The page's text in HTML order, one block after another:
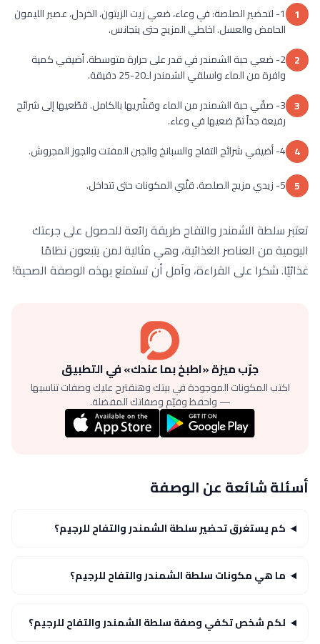
1
1- لتحضير الصلصة: في وعاء، ضعي زيت الزيتون، الخردل، عصير الليمون
الحامض والعسل. اخلطي المزيج حتى يتجانس.
2
2- ضعي حبة الشمندر في قدر على حرارة متوسطة. أضيفي كمية
وافرة من الماء واسلقي الشمندر لـ20-25 دقيقة.
3
3- صفّي حبة الشمندر من الماء وقشّريها بالكامل. قطّعيها إلى شرائح
رفيعة جداً ثمّ ضعيها في وعاء.
4 4- أضيفي شرائح التفاح والسبانخ والجبن المفتت والجوز المجروش.
5 5- زيدي مزيج الصلصة. قلّبي المكونات حتى تتداخل.
تعتبر سلطة الشمندر والتفاح طريقة رائعة للحصول على جرعتك
اليومية من العناصر الغذائية، وهي مثالية لمن يتبعون نظامًا
غذائيًا. شكرا على القراءة، وآمل أن تستمتع بهذه الوصفة الصحية!
جرّب ميزة «اطبخ بما عندك» في التطبيق
اكتب المكونات الموجودة في بيتك وهنقترح عليك وصفات تناسبها
— واحفظ وقيّم وصفاتك المفضلة.
أسئلة شائعة عن الوصفة
كم يستغرق تحضير سلطة الشمندر والتفاح للرجيم؟
ما هي مكونات سلطة الشمندر والتفاح للرجيم؟
لكم شخص تكفي وصفة سلطة الشمندر والتفاح للرجيم؟